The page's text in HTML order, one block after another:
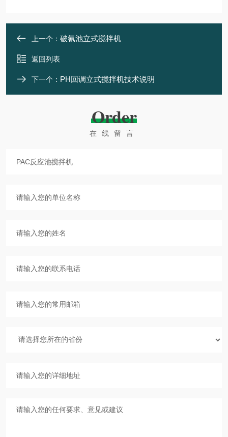
上一个： 破氰池立式搅拌机
返回列表
下一个： PH回调立式搅拌机技术说明
Order
在线留言